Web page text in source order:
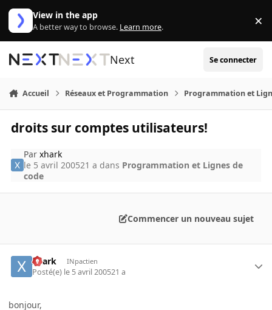
Aller au contenu
View in the app
A better way to browse. Learn more. ×
Next Se connecter
Accueil Réseaux et Programmation Programmation et
droits sur comptes utilisateurs!
Parxhark
le 5 avril 200521 a dans Programmation et Lignes de
code
Commencer un nouveau sujet
xhark INpactien
Posté(e) le 5 avril 200521 a
bonjour,